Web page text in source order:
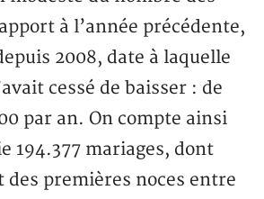
à l’année précédente,
2008, date à laquelle
cessé de baisser : de
par an. On compte ainsi
194.377 mariages, dont
des premières noces entre